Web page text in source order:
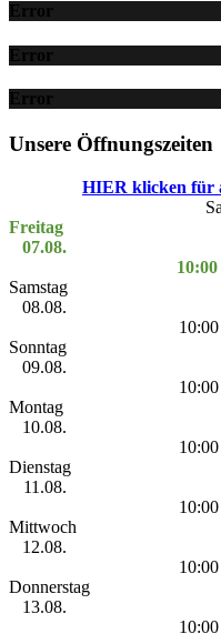
Error
Error
Error
Unsere Öffnungszeiten
HIER klicken für
Freitag
07.08.
Samstag
08.08.
Sonntag
09.08.
Montag
10.08.
Dienstag
11.08.
Mittwoch
12.08.
Donnerstag
13.08.